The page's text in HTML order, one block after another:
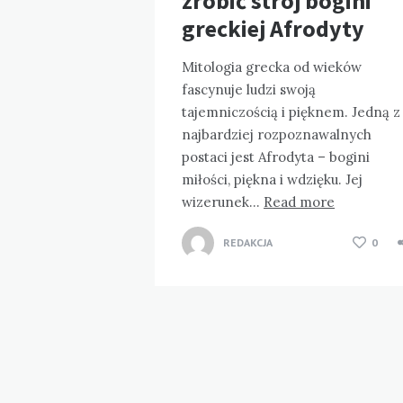
greckiej Afrodyty
Mitologia grecka od wieków
fascynuje ludzi swoją
tajemniczością i pięknem. Jedną z
najbardziej rozpoznawalnych
postaci jest Afrodyta – bogini
miłości, piękna i wdzięku. Jej
wizerunek… Read more
REDAKCJA 0